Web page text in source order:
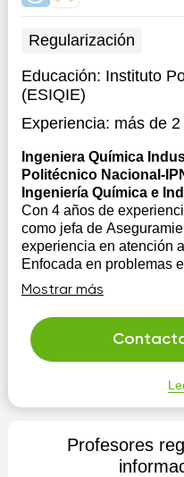
Regularización
Educación: Instituto
(ESIQIE)
Experiencia: más de
Ingeniera Química
Politécnico Nacional-
Ingeniería Química e
Con 4 años de
como jefa de
experiencia en atención
Enfocada en problemas
diferentes ejemplo y trato
las ciencias exactas son
Mostrar más
Profesores